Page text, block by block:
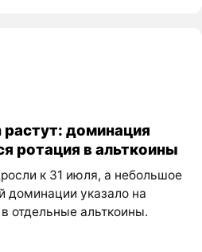
растут: доминация
ротация в альткоины
к 31 июля, а небольшое
доминации указало на
отдельные альткоины.